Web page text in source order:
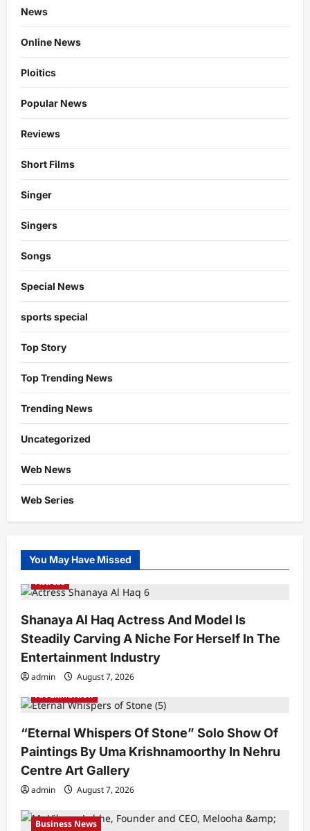
News
Online News
Ploitics
Popular News
Reviews
Short Films
Singer
Singers
Songs
Special News
sports special
Top Story
Top Trending News
Trending News
Uncategorized
Web News
Web Series
You May Have Missed
Actress
Shanaya Al Haq Actress And Model Is
Steadily Carving A Niche For Herself In The
Entertainment Industry
admin
August 7, 2026
Art Exhibition
“Eternal Whispers Of Stone” Solo Show Of
Paintings By Uma Krishnamoorthy In Nehru
Centre Art Gallery
admin August 7, 2026
Business News